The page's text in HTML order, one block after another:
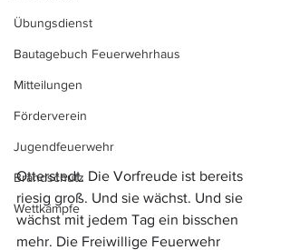
Übungsdienst
Bautagebuch Feuerwehrhaus
Mitteilungen
Förderverein
Jugendfeuerwehr
Brandschutz
Wettkämpfe
Otterstedt. Die Vorfreude ist bereits
riesig groß. Und sie wächst. Und sie
wächst mit jedem Tag ein bisschen
mehr. Die Freiwillige Feuerwehr